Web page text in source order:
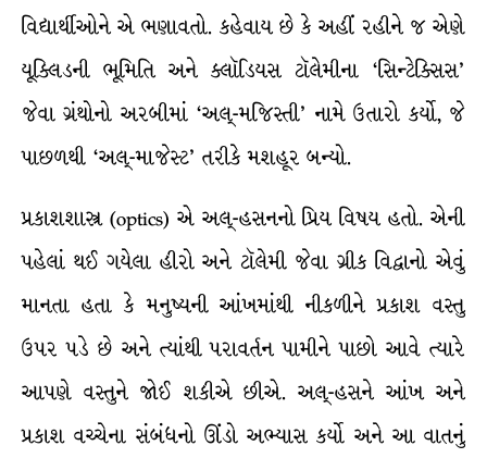
વિદ્યાર્થીઓને એ ભણાવતો. કહેવાય છે કે અહીં રહીને જ એણે
યૂક્લિડની ભૂમિતિ અને ક્લૉડિયસ ટૉલેમીના ‘સિન્ટેક્સિસ’
જેવા ગ્રંથોનો અરબીમાં ‘અલ્-મજિસ્તી’ નામે ઉતારો કર્યો, જે
પાછળથી ‘અલ્-માજેસ્ટ’ તરીકે મશહૂર બન્યો.
પ્રકાશશાસ્ત્ર (optics) એ અલ્-હસનનો પ્રિય વિષય હતો. એની
પહેલાં થઈ ગયેલા હીરો અને ટૉલેમી જેવા ગ્રીક વિદ્વાનો એવું
માનતા હતા કે મનુષ્યની આંખમાંથી નીકળીને પ્રકાશ વસ્તુ
ઉપર પડે છે અને ત્યાંથી પરાવર્તન પામીને પાછો આવે ત્યારે
આપણે વસ્તુને જોઈ શકીએ છીએ. અલ્-હસને આંખ અને
પ્રકાશ વચ્ચેના સંબંધનો ઊંડો અભ્યાસ કર્યો અને આ વાતનું